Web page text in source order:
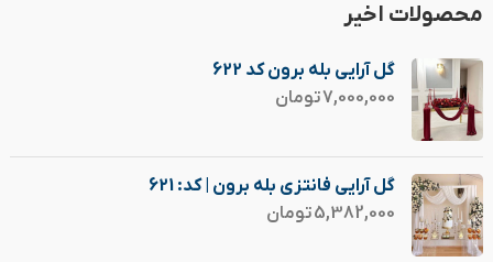
محصولات اخیر
گل آرایی بله برون کد 622
7,000,000تومان
گل آرایی فانتزی بله برون | کد: 621
5,382,000تومان